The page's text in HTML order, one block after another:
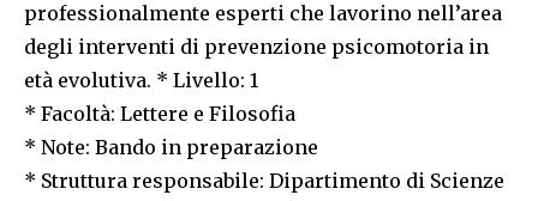
professionalmente esperti che lavorino nell’area
degli interventi di prevenzione psicomotoria in
età evolutiva. * Livello: 1
* Facoltà: Lettere e Filosofia
* Note: Bando in preparazione
* Struttura responsabile: Dipartimento di Scienze